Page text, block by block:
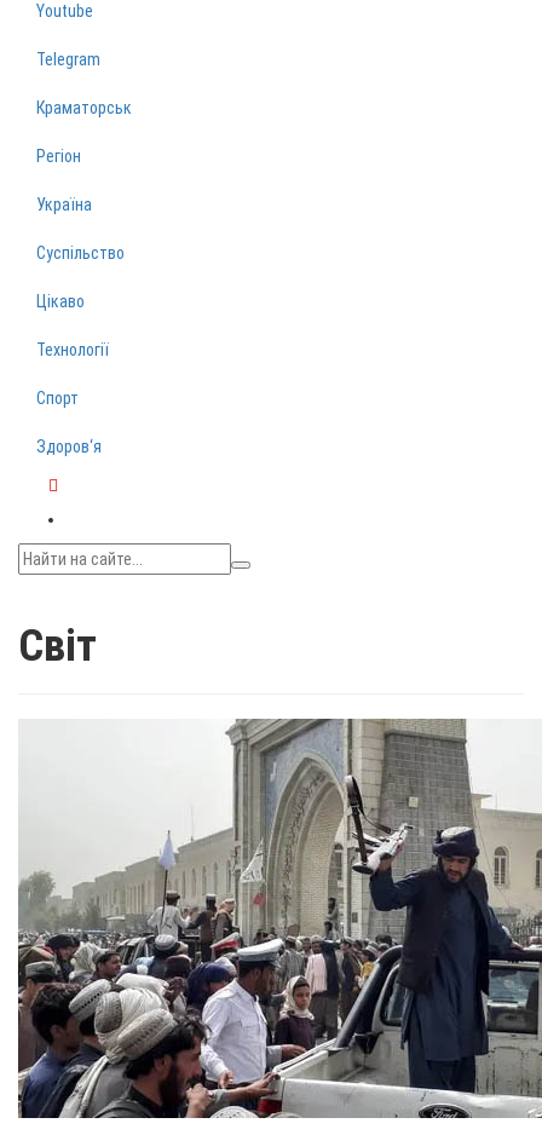
Youtube
Telegram
Краматорськ
Регіон
Україна
Суспільство
Цікаво
Технології
Спорт
Здоров‘я
Світ